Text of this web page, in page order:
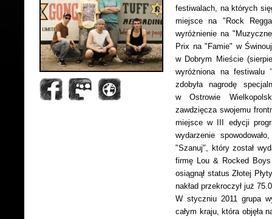
festiwalach, na których
miejsce na "Rock
wyróżnienie na
Prix na "Famie" w
w Dobrym Mieście
wyróżniona na
zdobyła nagrodę
w Ostrowie
zawdzięcza swojemu
miejsce w III edycji
wydarzenie
"Szanuj", który został
firmę Lou & Rocked
osiągnął status Złotej
nakład przekroczył już
W styczniu 2011 grupa
całym kraju, która objęła